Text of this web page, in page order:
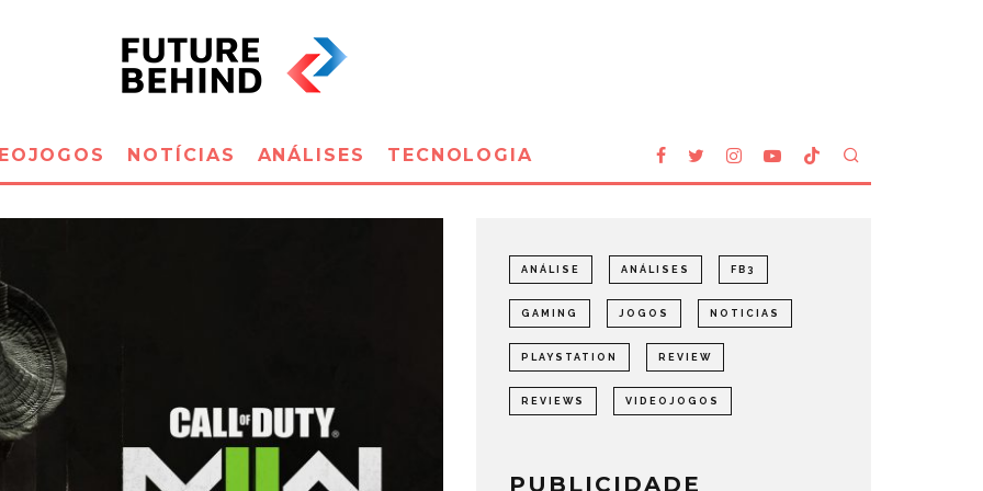
NOTÍCIAS ANÁLISES TECNOLOGIA
ANÁLISE ANÁLISES FB3
GAMING JOGOS NOTICIAS
PLAYSTATION REVIEW
REVIEWS VIDEOJOGOS
PUBLICIDADE